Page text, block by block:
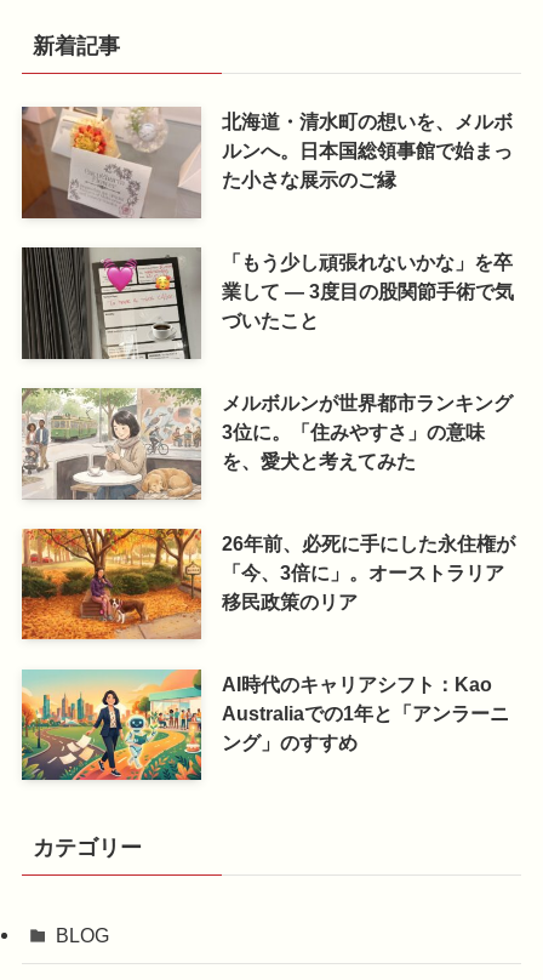
新着記事
北海道・清水町の想いを、メルボ
ルンへ。日本国総領事館で始まっ
た小さな展示のご縁
「もう少し頑張れないかな」を卒
業して ― 3度目の股関節手術で気
づいたこと
メルボルンが世界都市ランキング
3位に。「住みやすさ」の意味
を、愛犬と考えてみた
26年前、必死に手にした永住権が
「今、3倍に」。オーストラリア
移民政策のリア
AI時代のキャリアシフト：Kao
Australiaでの1年と「アンラーニ
ング」のすすめ
カテゴリー
BLOG